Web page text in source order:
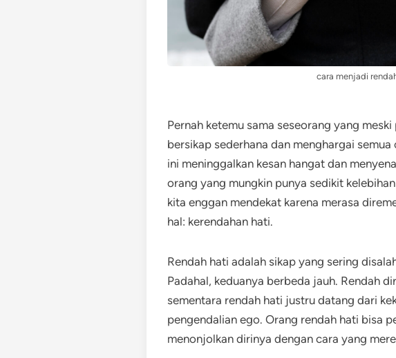
cara menjadi
Pernah ketemu sama seseorang yang
bersikap sederhana dan menghargai
ini meninggalkan kesan hangat dan
orang yang mungkin punya sedikit
kita enggan mendekat karena merasa
hal: kerendahan hati.
Rendah hati adalah sikap yang sering
Padahal, keduanya berbeda jauh. Rendah
sementara rendah hati justru datang dari
pengendalian ego. Orang rendah hati bisa
menonjolkan dirinya dengan cara yang